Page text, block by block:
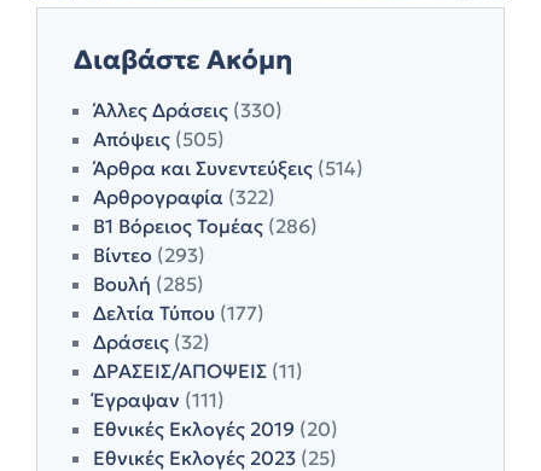
Διαβάστε Ακόμη
Άλλες Δράσεις (330)
Απόψεις (505)
Άρθρα και Συνεντεύξεις (514)
Αρθρογραφία (322)
Β1 Βόρειος Τομέας (286)
Βίντεο (293)
Βουλή (285)
Δελτία Τύπου (177)
Δράσεις (32)
ΔΡΑΣΕΙΣ/ΑΠΟΨΕΙΣ (11)
Έγραψαν (111)
Εθνικές Εκλογές 2019 (20)
Εθνικές Εκλογές 2023 (25)